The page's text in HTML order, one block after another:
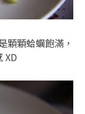
顆顆蛤蠣飽滿，
XD